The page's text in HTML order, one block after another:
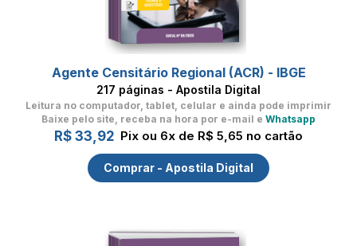
Agente Censitário Regional (ACR) - IBGE
217 páginas - Apostila Digital
Leitura no computador, tablet, celular e ainda pode imprimir
Baixe pelo site, receba na hora por e-mail e Whatsapp
R$ 33,92 Pix ou 6x de R$ 5,65 no cartão
Comprar - Apostila Digital